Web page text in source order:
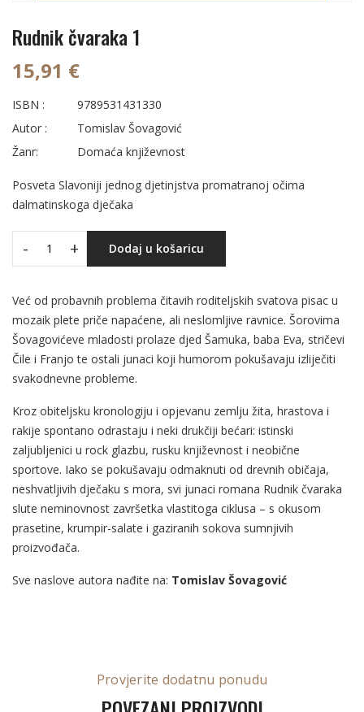
Rudnik čvaraka 1
15,91 €
ISBN :
9789531431330
Autor :
Tomislav Šovagović
Žanr:
Domaća književnost
Posveta Slavoniji jednog djetinjstva promatranoj očima
dalmatinskoga dječaka
- + Dodaj u košaricu
Već od probavnih problema čitavih roditeljskih svatova pisac u
mozaik plete priče napaćene, ali neslomljive ravnice. Šorovima
Šovagovićeve mladosti prolaze djed Šamuka, baba Eva, stričevi
Čile i Franjo te ostali junaci koji humorom pokušavaju izliječiti
svakodnevne probleme.
Kroz obiteljsku kronologiju i opjevanu zemlju žita, hrastova i
rakije spontano odrastaju i neki drukčiji bećari: istinski
zaljubljenici u rock glazbu, rusku književnost i neobične
sportove. Iako se pokušavaju odmaknuti od drevnih običaja,
neshvatljivih dječaku s mora, svi junaci romana Rudnik čvaraka
slute neminovnost završetka vlastitoga ciklusa – s okusom
prasetine, krumpir-salate i gaziranih sokova sumnjivih
proizvođača.
Sve naslove autora nađite na: Tomislav Šovagović
Provjerite dodatnu ponudu